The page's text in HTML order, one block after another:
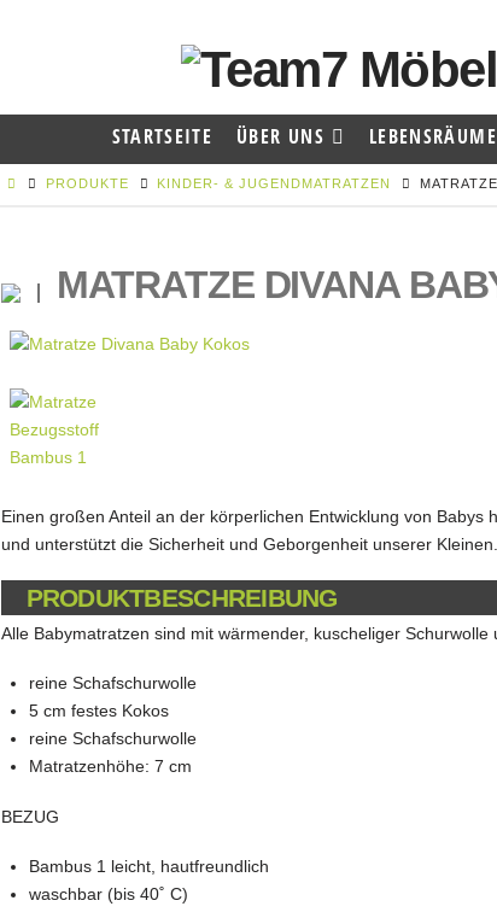
STARTSEITE ÜBER UNS LEBENSRÄUME
PRODUKTE KINDER- & JUGENDMATRATZEN
MATRATZE DIVANA
Einen großen Anteil an der körperlichen Entwicklung von
und unterstützt die Sicherheit und Geborgenheit unserer Kleinen.
PRODUKTBESCHREIBUNG
Alle Babymatratzen sind mit wärmender, kuscheliger Schurwolle
reine Schafschurwolle
5 cm festes Kokos
reine Schafschurwolle
Matratzenhöhe: 7 cm
BEZUG
Bambus 1 leicht, hautfreundlich
waschbar (bis 40˚ C)